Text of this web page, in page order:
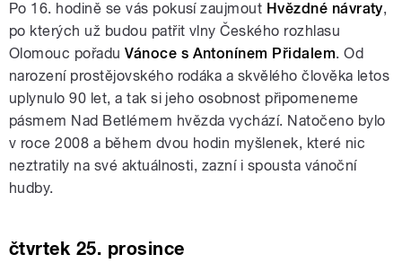
Po 16. hodině se vás pokusí zaujmout Hvězdné návraty,
po kterých už budou patřit vlny Českého rozhlasu
Olomouc pořaduVánoce s Antonínem Přidalem. Od
narození prostějovského rodáka a skvělého člověka letos
uplynulo 90 let, a tak si jeho osobnost připomeneme
pásmem Nad Betlémem hvězda vychází. Natočeno bylo
v roce 2008 a během dvou hodin myšlenek, které nic
neztratily na své aktuálnosti, zazní i spousta vánoční
hudby.
čtvrtek 25. prosince